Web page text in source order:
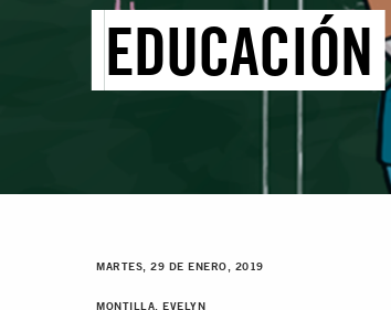
EDUCACIÓN
MARTES, 29 DE ENERO, 2019
MONTILLA, EVELYN